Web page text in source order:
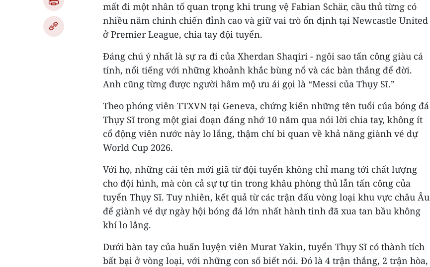
mất đi một nhân tố quan trọng khi trung vệ Fabian Schär, cầu thủ từng có
nhiều năm chinh chiến đỉnh cao và giữ vai trò ổn định tại Newcastle United
ở Premier League, chia tay đội tuyển.
Đáng chú ý nhất là sự ra đi của Xherdan Shaqiri - ngôi sao tấn công giàu cá
tính, nổi tiếng với những khoảnh khắc bùng nổ và các bàn thắng để đời.
Anh cũng từng được người hâm mộ ưu ái gọi là “Messi của Thụy Sĩ.”
Theo phóng viên TTXVN tại Geneva, chứng kiến những tên tuổi của bóng đá
Thụy Sĩ trong một giai đoạn đáng nhớ 10 năm qua nói lời chia tay, không ít
cổ động viên nước này lo lắng, thậm chí bi quan về khả năng giành vé dự
World Cup 2026.
Với họ, những cái tên mới giã từ đội tuyển không chỉ mang tới chất lượng
cho đội hình, mà còn cả sự tự tin trong khâu phòng thủ lẫn tấn công của
tuyển Thụy Sĩ. Tuy nhiên, kết quả từ các trận đấu vòng loại khu vực châu Âu
để giành vé dự ngày hội bóng đá lớn nhất hành tinh đã xua tan bầu không
khí lo lắng.
Dưới bàn tay của huấn luyện viên Murat Yakin, tuyển Thụy Sĩ có thành tích
bất bại ở vòng loại, với những con số biết nói. Đó là 4 trận thắng, 2 trận hòa,